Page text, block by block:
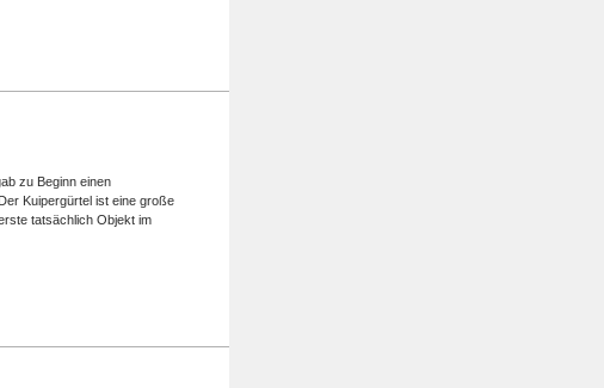
zu Beginn einen
Kuipergürtel ist eine große
tatsächlich Objekt im